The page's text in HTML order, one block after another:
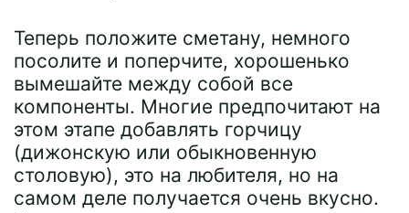
Теперь положите сметану, немного
посолите и поперчите, хорошенько
вымешайте между собой все
компоненты. Многие предпочитают на
этом этапе добавлять горчицу
(дижонскую или обыкновенную
столовую), это на любителя, но на
самом деле получается очень вкусно.